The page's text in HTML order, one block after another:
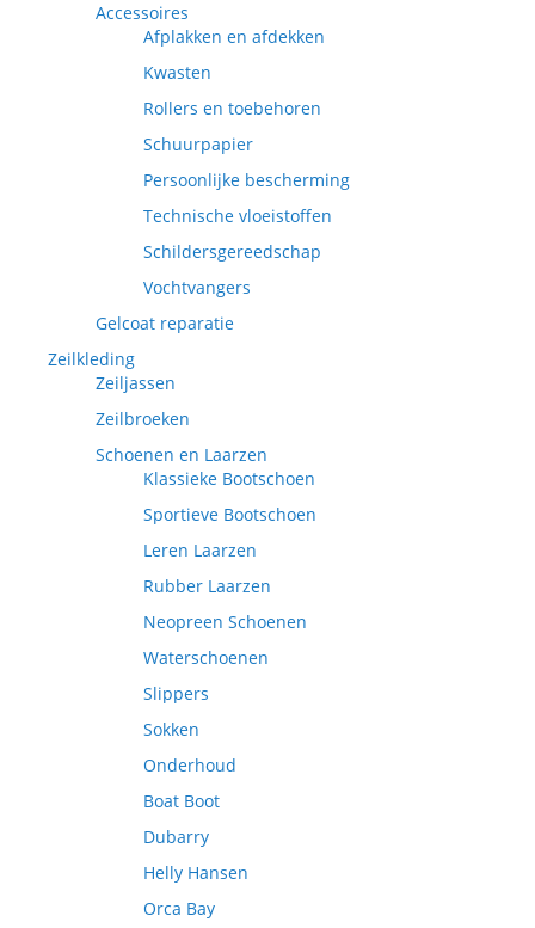
Accessoires
Afplakken en afdekken
Kwasten
Rollers en toebehoren
Schuurpapier
Persoonlijke bescherming
Technische vloeistoffen
Schildersgereedschap
Vochtvangers
Gelcoat reparatie
Zeilkleding
Zeiljassen
Zeilbroeken
Schoenen en Laarzen
Klassieke Bootschoen
Sportieve Bootschoen
Leren Laarzen
Rubber Laarzen
Neopreen Schoenen
Waterschoenen
Slippers
Sokken
Onderhoud
Boat Boot
Dubarry
Helly Hansen
Orca Bay